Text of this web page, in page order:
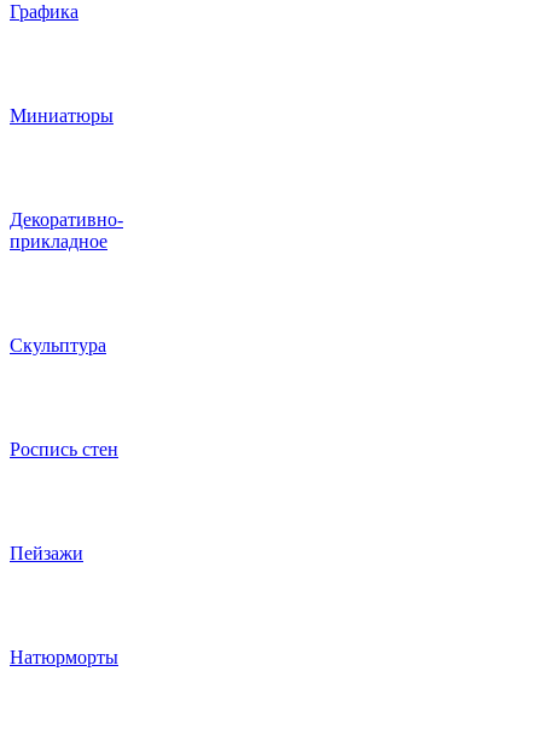
Графика
Миниатюры
Декоративно-
прикладное
Скульптура
Роспись стен
Пейзажи
Натюрморты